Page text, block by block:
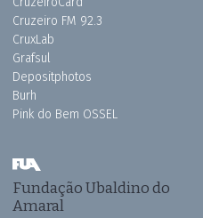
Cruzeiro FM 92.3
CruxLab
Grafsul
Depositphotos
Burh
Pink do Bem OSSEL
Fundação Ubaldino do
Amaral